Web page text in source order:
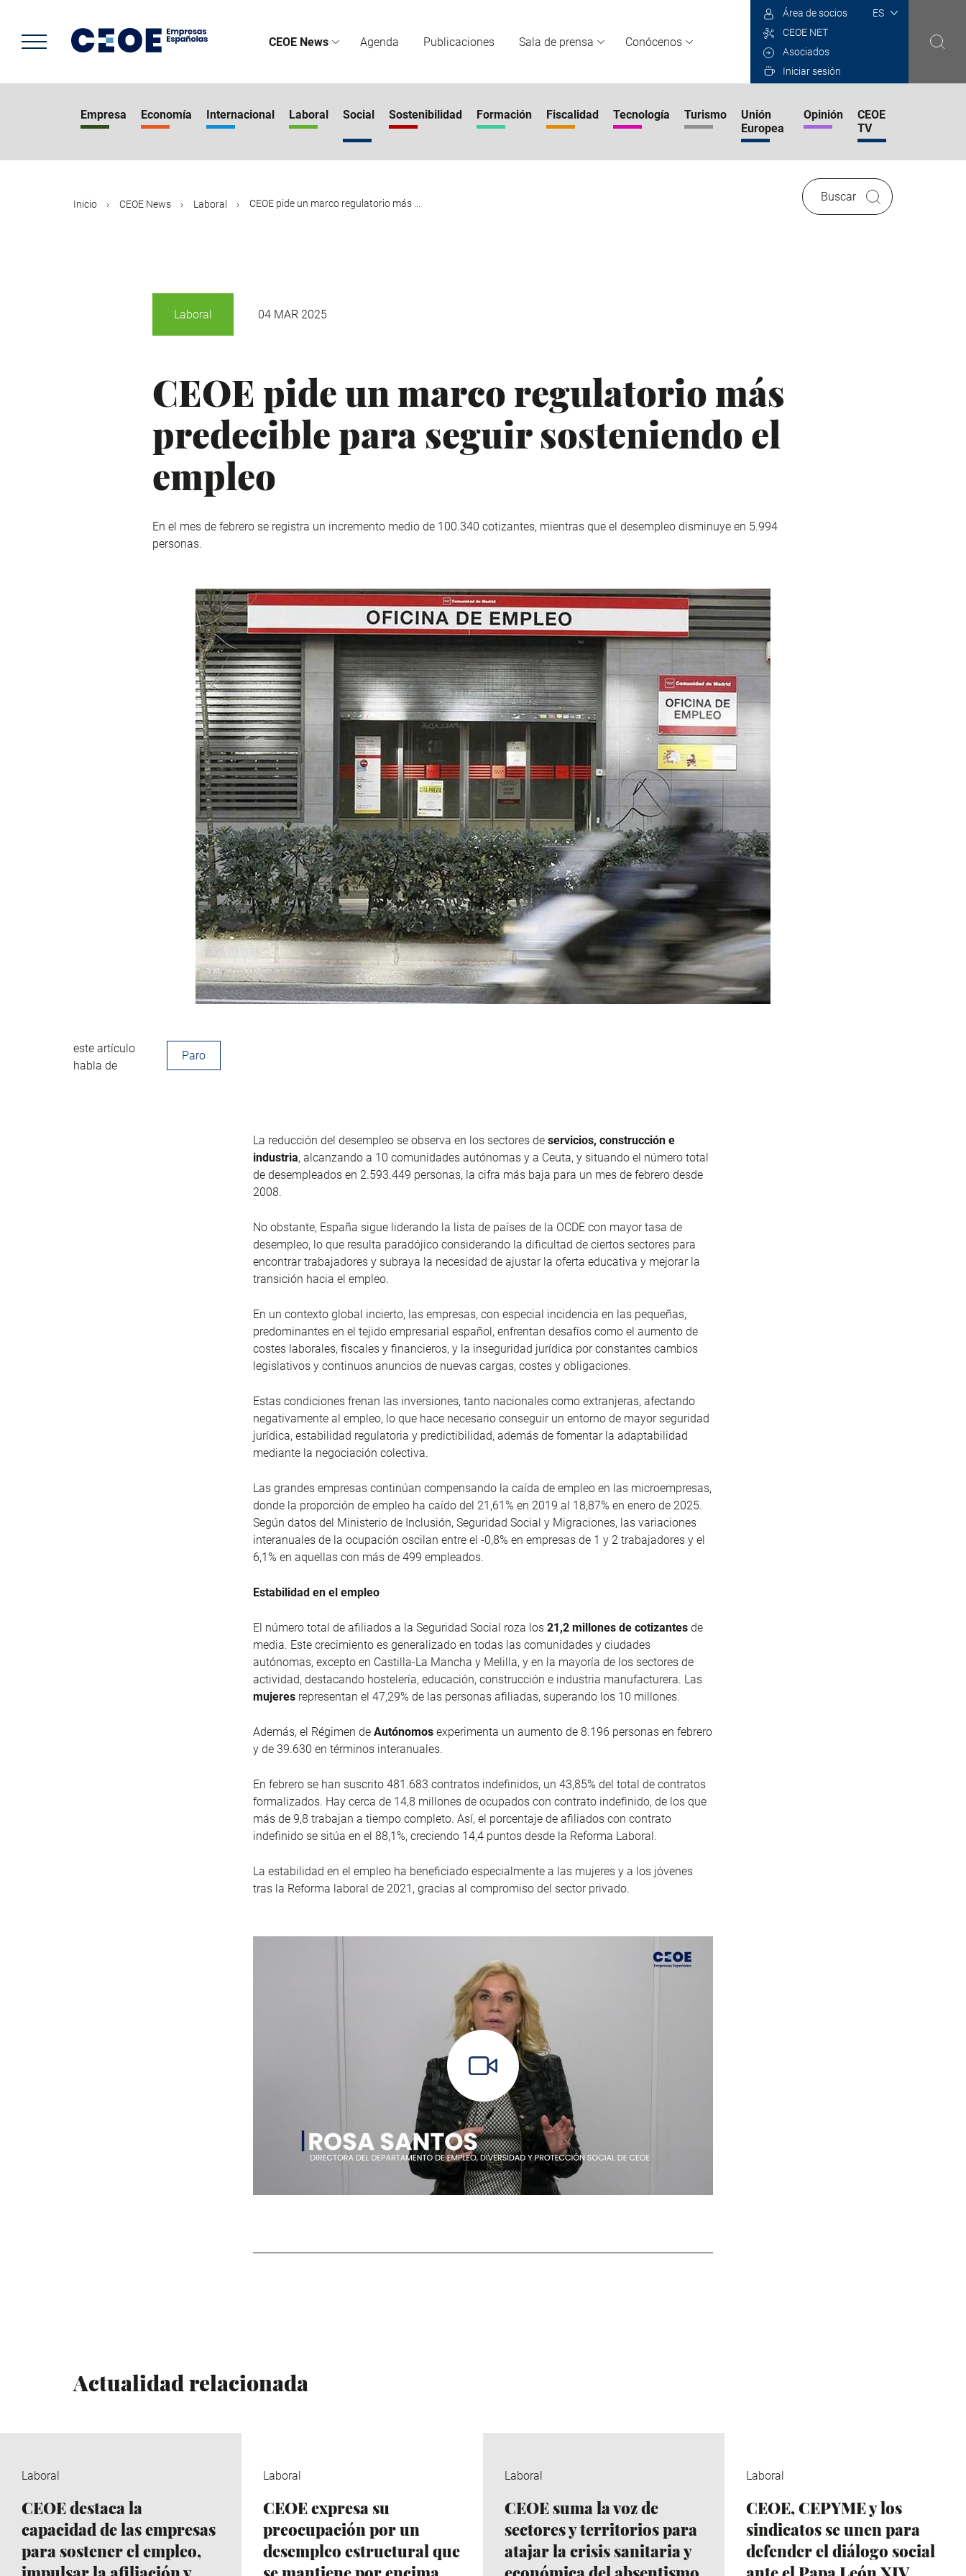
contenido
principal
CEOE News Agenda Publicaciones Sala de prensa Conócenos
Select
Área de socios
CEOE NET
Asociados
Iniciar sesión
Empresa Economía Internacional Laboral Social Sostenibilidad Formación Fiscalidad Tecnología Turismo
Unión
Europea
Opinión
CEOE
TV
Inicio CEOE News Laboral CEOE pide un marco regulatorio más ...
Buscar
Laboral 04 MAR 2025
CEOE pide un marco regulatorio más
predecible para seguir sosteniendo el
empleo
En el mes de febrero se registra un incremento medio de 100.340 cotizantes, mientras que el desempleo disminuye en 5.994
personas.
este artículo
habla de
Paro
La reducción del desempleo se observa en los sectores de servicios, construcción e
industria, alcanzando a 10 comunidades autónomas y a Ceuta, y situando el número total
de desempleados en 2.593.449 personas, la cifra más baja para un mes de febrero desde
2008.
No obstante, España sigue liderando la lista de países de la OCDE con mayor tasa de
desempleo, lo que resulta paradójico considerando la dificultad de ciertos sectores para
encontrar trabajadores y subraya la necesidad de ajustar la oferta educativa y mejorar la
transición hacia el empleo.
En un contexto global incierto, las empresas, con especial incidencia en las pequeñas,
predominantes en el tejido empresarial español, enfrentan desafíos como el aumento de
costes laborales, fiscales y financieros, y la inseguridad jurídica por constantes cambios
legislativos y continuos anuncios de nuevas cargas, costes y obligaciones.
Estas condiciones frenan las inversiones, tanto nacionales como extranjeras, afectando
negativamente al empleo, lo que hace necesario conseguir un entorno de mayor seguridad
jurídica, estabilidad regulatoria y predictibilidad, además de fomentar la adaptabilidad
mediante la negociación colectiva.
Las grandes empresas continúan compensando la caída de empleo en las microempresas,
donde la proporción de empleo ha caído del 21,61% en 2019 al 18,87% en enero de 2025.
Según datos del Ministerio de Inclusión, Seguridad Social y Migraciones, las variaciones
interanuales de la ocupación oscilan entre el -0,8% en empresas de 1 y 2 trabajadores y el
6,1% en aquellas con más de 499 empleados.
Estabilidad en el empleo
El número total de afiliados a la Seguridad Social roza los 21,2 millones de cotizantes de
media. Este crecimiento es generalizado en todas las comunidades y ciudades
autónomas, excepto en Castilla-La Mancha y Melilla, y en la mayoría de los sectores de
actividad, destacando hostelería, educación, construcción e industria manufacturera. Las
mujeres representan el 47,29% de las personas afiliadas, superando los 10 millones.
Además, el Régimen de Autónomos experimenta un aumento de 8.196 personas en febrero
y de 39.630 en términos interanuales.
En febrero se han suscrito 481.683 contratos indefinidos, un 43,85% del total de contratos
formalizados. Hay cerca de 14,8 millones de ocupados con contrato indefinido, de los que
más de 9,8 trabajan a tiempo completo. Así, el porcentaje de afiliados con contrato
indefinido se sitúa en el 88,1%, creciendo 14,4 puntos desde la Reforma Laboral.
La estabilidad en el empleo ha beneficiado especialmente a las mujeres y a los jóvenes
tras la Reforma laboral de 2021, gracias al compromiso del sector privado.
Actualidad relacionada
Laboral
CEOE destaca la
capacidad de las empresas
para sostener el empleo,
Laboral
CEOE expresa su
preocupación por un
desempleo estructural que
Laboral
CEOE suma la voz de
sectores y territorios para
atajar la crisis sanitaria y
Laboral
CEOE, CEPYME y los
sindicatos se unen para
defender el diálogo social